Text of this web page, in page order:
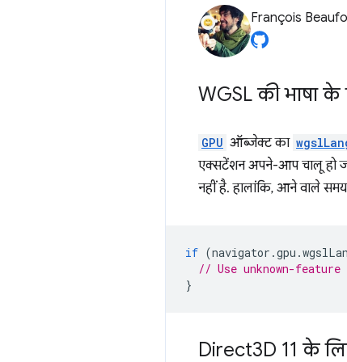
François
WGSL की भाषा
GPU ऑब्जेक्ट का
एक्सटेंशन अपने-आप चालू हो
नहीं है. हालांकि, आने वाले
if (navigator .gpu .
// Use unknown-feature
}
Direct3D 11 के